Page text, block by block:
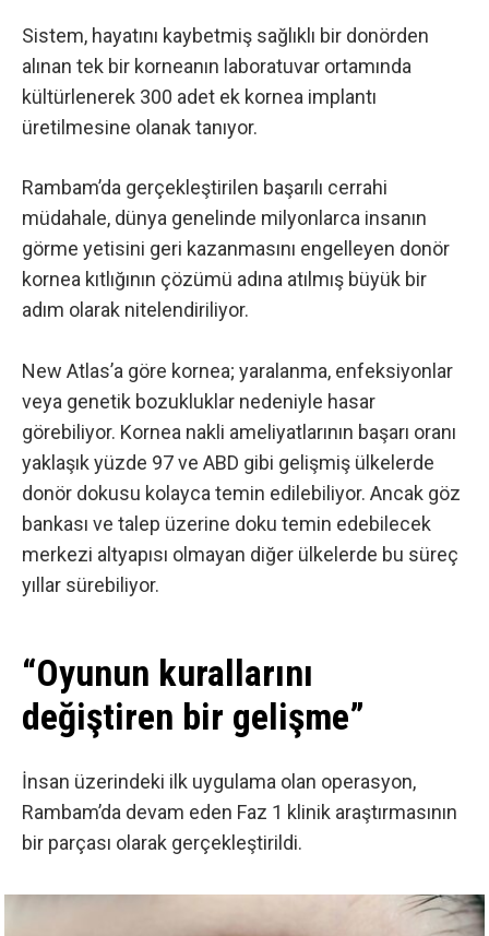
Sistem, hayatını kaybetmiş sağlıklı bir donörden
alınan tek bir korneanın laboratuvar ortamında
kültürlenerek 300 adet ek kornea implantı
üretilmesine olanak tanıyor.
Rambam’da gerçekleştirilen başarılı cerrahi
müdahale, dünya genelinde milyonlarca insanın
görme yetisini geri kazanmasını engelleyen donör
kornea kıtlığının çözümü adına atılmış büyük bir
adım olarak nitelendiriliyor.
New Atlas’a göre kornea; yaralanma, enfeksiyonlar
veya genetik bozukluklar nedeniyle hasar
görebiliyor. Kornea nakli ameliyatlarının başarı oranı
yaklaşık yüzde 97 ve ABD gibi gelişmiş ülkelerde
donör dokusu kolayca temin edilebiliyor. Ancak göz
bankası ve talep üzerine doku temin edebilecek
merkezi altyapısı olmayan diğer ülkelerde bu süreç
yıllar sürebiliyor.
“Oyunun kurallarını
değiştiren bir gelişme”
İnsan üzerindeki ilk uygulama olan operasyon,
Rambam’da devam eden Faz 1 klinik araştırmasının
bir parçası olarak gerçekleştirildi.